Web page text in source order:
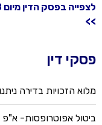
פסקי דין
מלוא הזכויות בדירה ניתנו
ביטול אפוטרופסות- א"פ 28932-06-22
>>